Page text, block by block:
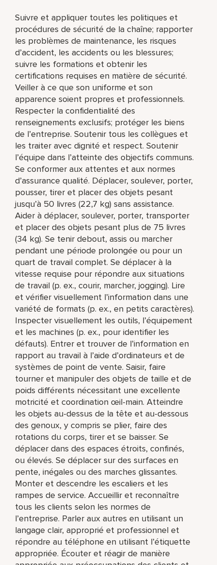
Suivre et appliquer toutes les politiques et
procédures de sécurité de la chaîne; rapporter
les problèmes de maintenance, les risques
d’accident, les accidents ou les blessures;
suivre les formations et obtenir les
certifications requises en matière de sécurité.
Veiller à ce que son uniforme et son
apparence soient propres et professionnels.
Respecter la confidentialité des
renseignements exclusifs; protéger les biens
de l’entreprise. Soutenir tous les collègues et
les traiter avec dignité et respect. Soutenir
l’équipe dans l’atteinte des objectifs communs.
Se conformer aux attentes et aux normes
d’assurance qualité. Déplacer, soulever, porter,
pousser, tirer et placer des objets pesant
jusqu’à 50 livres (22,7 kg) sans assistance.
Aider à déplacer, soulever, porter, transporter
et placer des objets pesant plus de 75 livres
(34 kg). Se tenir debout, assis ou marcher
pendant une période prolongée ou pour un
quart de travail complet. Se déplacer à la
vitesse requise pour répondre aux situations
de travail (p. ex., courir, marcher, jogging). Lire
et vérifier visuellement l’information dans une
variété de formats (p. ex., en petits caractères).
Inspecter visuellement les outils, l’équipement
et les machines (p. ex., pour identifier les
défauts). Entrer et trouver de l’information en
rapport au travail à l’aide d’ordinateurs et de
systèmes de point de vente. Saisir, faire
tourner et manipuler des objets de taille et de
poids différents nécessitant une excellente
motricité et coordination œil-main. Atteindre
les objets au-dessus de la tête et au-dessous
des genoux, y compris se plier, faire des
rotations du corps, tirer et se baisser. Se
déplacer dans des espaces étroits, confinés,
ou élevés. Se déplacer sur des surfaces en
pente, inégales ou des marches glissantes.
Monter et descendre les escaliers et les
rampes de service. Accueillir et reconnaître
tous les clients selon les normes de
l’entreprise. Parler aux autres en utilisant un
langage clair, approprié et professionnel et
répondre au téléphone en utilisant l’étiquette
appropriée. Écouter et réagir de manière